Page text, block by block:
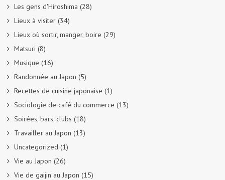
Les gens d'Hiroshima (28)
Lieux à visiter (34)
Lieux où sortir, manger, boire (29)
Matsuri (8)
Musique (16)
Randonnée au Japon (5)
Recettes de cuisine japonaise (1)
Sociologie de café du commerce (13)
Soirées, bars, clubs (18)
Travailler au Japon (13)
Uncategorized (1)
Vie au Japon (26)
Vie de gaijin au Japon (15)